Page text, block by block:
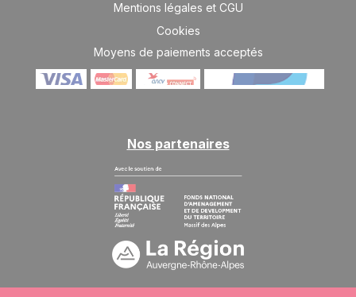
Mentions légales et CGU
Cookies
Moyens de paiements acceptés
Nos partenaires